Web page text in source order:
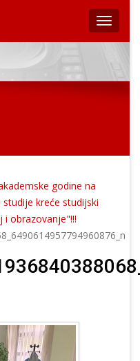
godine na
kreće studijski
i obrazovanje"!!!